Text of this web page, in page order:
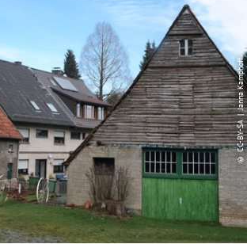
© CC-BY-SA | Janna Kamphoff